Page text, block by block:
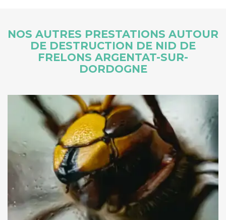
NOS AUTRES PRESTATIONS AUTOUR
DE DESTRUCTION DE NID DE
FRELONS ARGENTAT-SUR-
DORDOGNE